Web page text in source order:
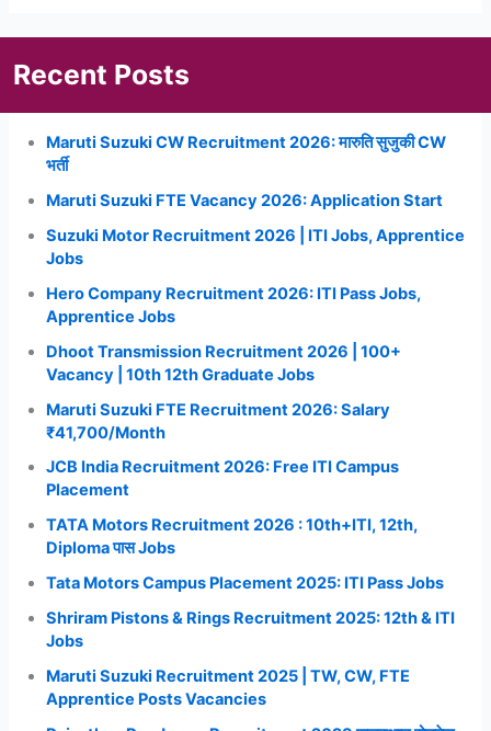
अपना
यहाँ
से
चैक
Recent Posts
Maruti Suzuki CW Recruitment 2026: मारुति सुजुकी CW
भर्ती
Maruti Suzuki FTE Vacancy 2026: Application Start
Suzuki Motor Recruitment 2026 | ITI Jobs, Apprentice
Jobs
Hero Company Recruitment 2026: ITI Pass Jobs,
Apprentice Jobs
Dhoot Transmission Recruitment 2026 | 100+
Vacancy | 10th 12th Graduate Jobs
Maruti Suzuki FTE Recruitment 2026: Salary
₹41,700/Month
JCB India Recruitment 2026: Free ITI Campus
Placement
TATA Motors Recruitment 2026 : 10th+ITI, 12th,
Diploma पास Jobs
Tata Motors Campus Placement 2025: ITI Pass Jobs
Shriram Pistons & Rings Recruitment 2025: 12th & ITI
Jobs
Maruti Suzuki Recruitment 2025 | TW, CW, FTE
Apprentice Posts Vacancies